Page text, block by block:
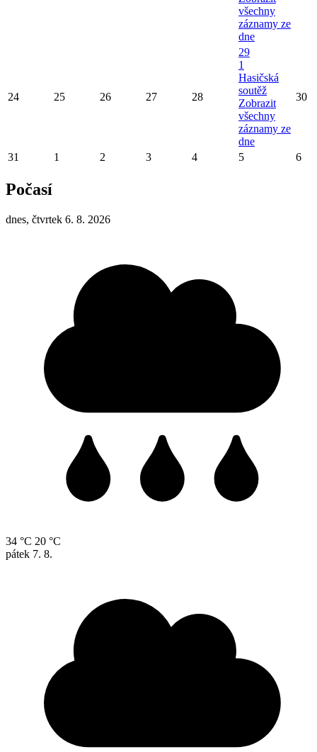
všechny
záznamy ze
dne
24 25 26 27 28
29
1
Hasičská
soutěž
Zobrazit
všechny
záznamy ze
dne
30
31 1 2 3 4 5 6
Počasí
dnes, čtvrtek 6. 8. 2026
34 °C 20 °C
pátek 7. 8.